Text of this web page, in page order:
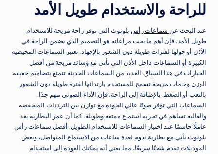
للراحة والاستخدام طويل الأمد
عند البحث عن سماعات رأس بلوتوث التي توفر راحة مريحة للاستخدام
طويل الأمد، فإن أهم ما يجب مراعاته هو التصميم الذي يضمن الراحة في
الأذن أو حولها لفترات طويلة دون الشعور بالإجهاد. تعتبر السماعات المحيطية
الكبيرة أو السماعات داخل الأذن التي تأتي مع وسائد مريحة من أفضل
الخيارات في هذا السياق. العديد من السماعات الحديثة تتمتع بتصاميم خفيفة
الوزن وخامات مريحة تسمح للمستخدم بارتدائها لفترة طويلة دون الشعور
بالتعب أو الضغط. بالإضافة إلى الراحة، فإن الأداء الصوتي مهم جدًا.
السماعات التي توفر صوتًا عالي الجودة مع توازن بين الترددات المنخفضة
والعالية تساهم في تجربة استماع ممتعة وطويلة. كما أن عمر البطارية يعد
عاملًا حاسمًا عند اختيار السماعات للاستخدام الطويل. أفضل سماعات رأس
بلوتوث تأتي مع بطارية تدوم لعدة ساعات من الاستماع المتواصل، وبعض
الموديلات تقدم شحنًا سريعًا، مما يعني أنه يمكنك العودة إلى استخدام